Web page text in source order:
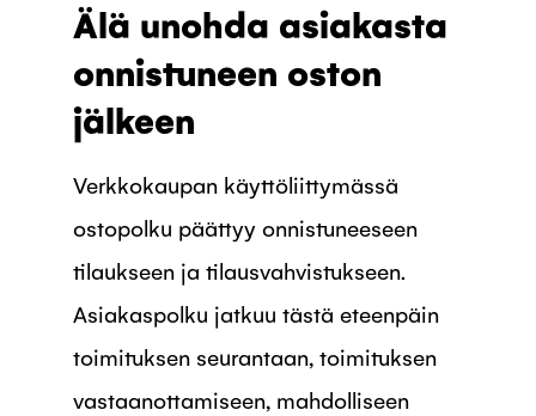
Älä unohda asiakasta
onnistuneen oston
jälkeen
Verkkokaupan käyttöliittymässä
ostopolku päättyy onnistuneeseen
tilaukseen ja tilausvahvistukseen.
Asiakaspolku jatkuu tästä eteenpäin
toimituksen seurantaan, toimituksen
vastaanottamiseen, mahdolliseen